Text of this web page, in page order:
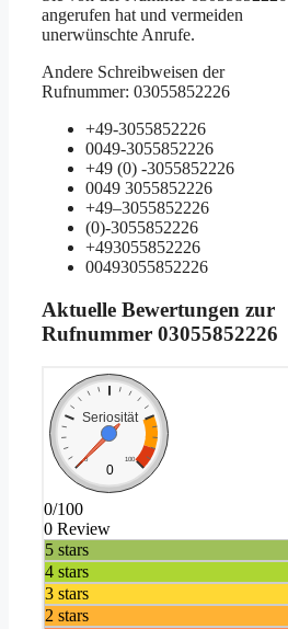
angerufen hat und vermeiden
unerwünschte Anrufe.
Andere Schreibweisen der
Rufnummer: 03055852226
+49-3055852226
0049-3055852226
+49 (0) -3055852226
0049 3055852226
+49–3055852226
(0)-3055852226
+493055852226
00493055852226
Aktuelle Bewertungen zur
Rufnummer 03055852226
Seriosität
0 100
0
0/100
0 Review
5 stars
4 stars
3 stars
2 stars